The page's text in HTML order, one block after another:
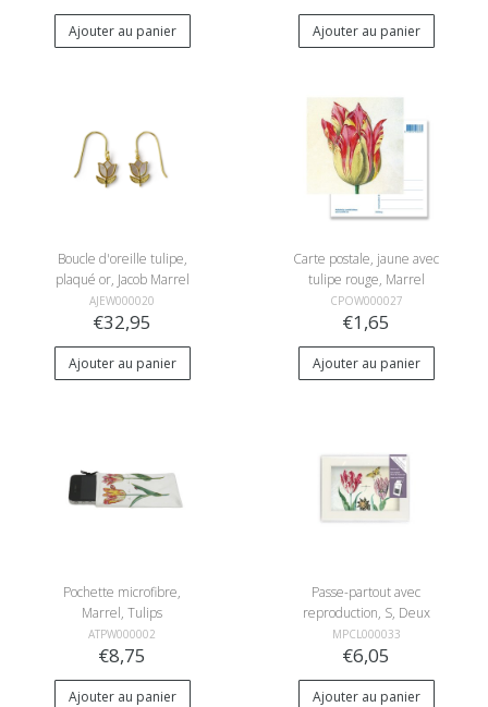
Ajouter au panier Ajouter au panier
Boucle d'oreille tulipe,
plaqué or, Jacob Marrel
AJEW000020
€32,95
Ajouter au panier
Carte postale, jaune avec
tulipe rouge, Marrel
CPOW000027
€1,65
Ajouter au panier
Pochette microfibre,
Marrel, Tulips
ATPW000002
€8,75
Ajouter au panier
Passe-partout avec
reproduction, S, Deux
tulipes à coquille et
insectes, Marrel
MPCL000033
€6,05
Ajouter au panier